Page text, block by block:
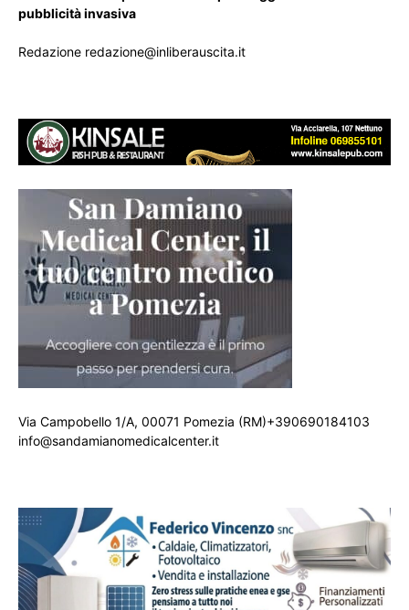
pubblicità invasiva
Redazione redazione@inliberauscita.it
Via Campobello 1/A, 00071 Pomezia (RM)+390690184103
info@sandamianomedicalcenter.it